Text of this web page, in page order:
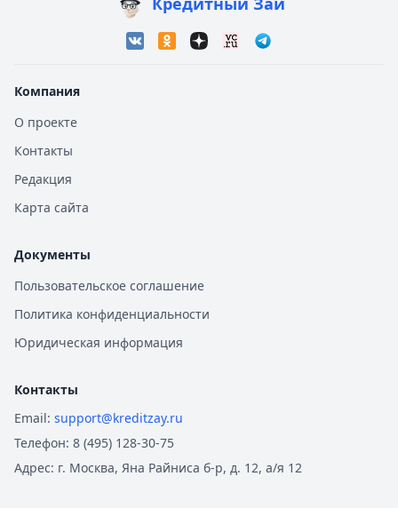
Компания
О проекте
Контакты
Редакция
Карта сайта
Документы
Пользовательское соглашение
Политика конфиденциальности
Юридическая информация
Контакты
Email: support@kreditzay.ru
Телефон: 8 (495) 128-30-75
Адрес: г. Москва, Яна Райниса б-р, д. 12, а/я 12